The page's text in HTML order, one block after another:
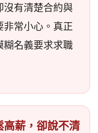
沒有清楚合約與
非常小心。真正
糊名義要求求職
高薪，卻說不清